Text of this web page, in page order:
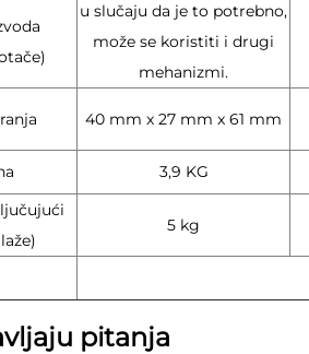
u slučaju da je to potrebno,
može se koristiti i drugi
mehanizmi.
40 mm x 27 mm x 61 mm
3,9 KG
5 kg
pitanja